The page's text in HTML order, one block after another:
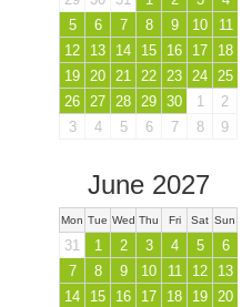
5
6 7 8 9 10
11
12
13 14 15 16 17
18
19 20 21 22 23 24 25
26 27 28 29 30 1
2
3
4 5 6 7 8 9
June 2027
Mon Tue Wed Thu Fri Sat Sun
31 1 2 3 4 5
6
7
8 9 10 11 12
13
14
15 16 17 18 19
20